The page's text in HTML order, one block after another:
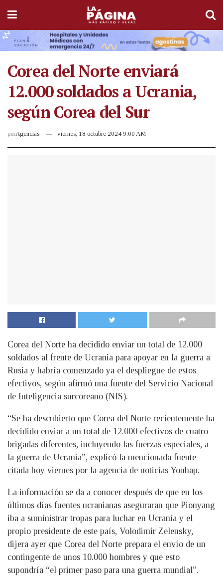
Corea del Norte enviará
12.000 soldados a Ucrania,
según Corea del Sur
porAgencias viernes, 18 octubre 2024 9:00 AM
Corea del Norte ha decidido enviar un total de 12.000
soldados al frente de Ucrania para apoyar en la guerra a
Rusia y habría comenzado ya el despliegue de estos
efectivos, según afirmó una fuente del Servicio Nacional
de Inteligencia surcoreano (NIS).
“Se ha descubierto que Corea del Norte recientemente ha
decidido enviar a un total de 12.000 efectivos de cuatro
brigadas diferentes, incluyendo las fuerzas especiales, a
la guerra de Ucrania”, explicó la mencionada fuente
citada hoy viernes por la agencia de noticias Yonhap.
La información se da a conocer después de que en los
últimos días fuentes ucranianas aseguraran que Pionyang
iba a suministrar tropas para luchar en Ucrania y el
propio presidente de este país, Volodimir Zelensky,
dijera ayer que Corea del Norte prepara el envío de un
contingente de unos 10.000 hombres y que esto
supondría “el primer paso para una guerra mundial”.